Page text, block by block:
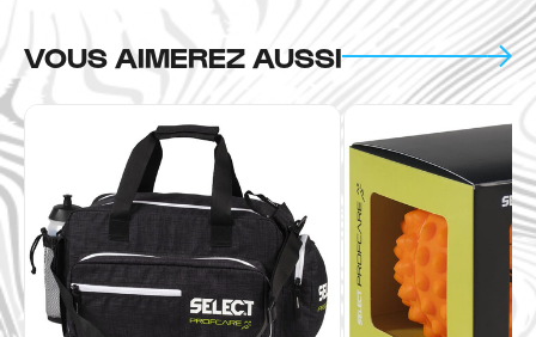
VOUS AIMEREZ AUSSI